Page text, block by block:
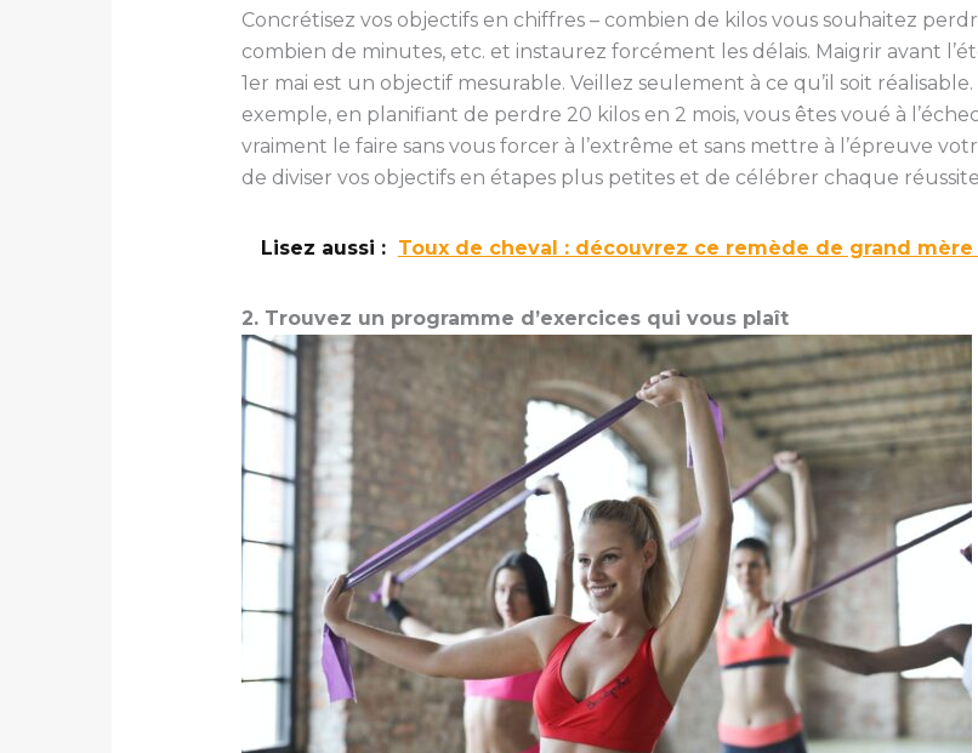
Concrétisez vos objectifs en chiffres – combien de kilos vous souhaitez
combien de minutes, etc. et instaurez forcément les délais. Maigrir avant
1er mai est un objectif mesurable. Veillez seulement à ce qu’il soit
exemple, en planifiant de perdre 20 kilos en 2 mois, vous êtes voué à
vraiment le faire sans vous forcer à l’extrême et sans mettre à l’épreuve
de diviser vos objectifs en étapes plus petites et de célébrer chaque
Lisez aussi : Toux de cheval : découvrez ce remède de grand
2. Trouvez un programme d’exercices qui vous plaît